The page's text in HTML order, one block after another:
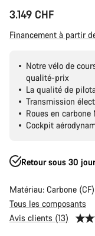
3.149 CHF
Financement à partir
Notre vélo de
qualité-prix
La qualité de
Transmission
Roues en
Cockpit
Retour sous 30
Matériau: Carbone (CF)
Tous les composants
Avis clients (13)